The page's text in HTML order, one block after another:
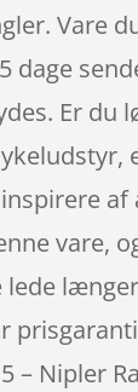
Vare
dage
Er du
af
vare,
lede
– Nipler